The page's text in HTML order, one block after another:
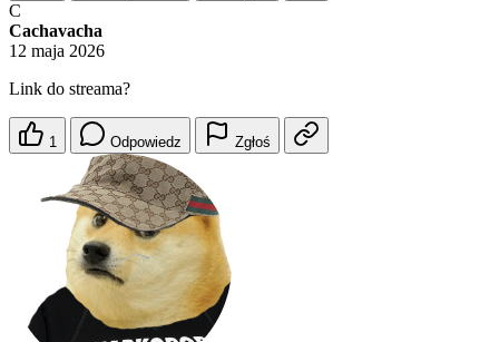
C
Cachavacha
12 maja 2026
Link do streama?
1 Odpowiedz Zgłoś